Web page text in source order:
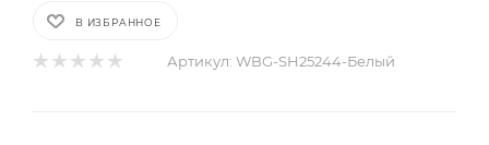
В ИЗБРАННОЕ
Артикул: WBG-SH25244-Белый